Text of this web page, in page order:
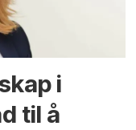
i
til å